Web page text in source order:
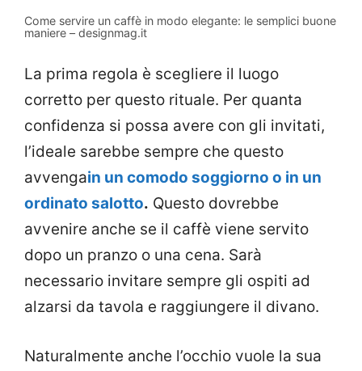
Come servire un caffè in modo elegante: le semplici buone
maniere – designmag.it
La prima regola è scegliere il luogo
corretto per questo rituale. Per quanta
confidenza si possa avere con gli invitati,
l’ideale sarebbe sempre che questo
avvengain un comodo soggiorno o in un
ordinato salotto. Questo dovrebbe
avvenire anche se il caffè viene servito
dopo un pranzo o una cena. Sarà
necessario invitare sempre gli ospiti ad
alzarsi da tavola e raggiungere il divano.
Naturalmente anche l’occhio vuole la sua